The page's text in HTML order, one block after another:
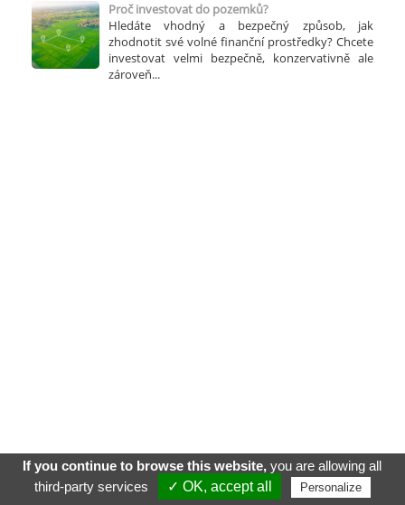
Proč investovat do pozemků?
Hledáte vhodný a bezpečný způsob, jak
zhodnotit své volné finanční prostředky? Chcete
investovat velmi bezpečně, konzervativně ale
zároveň...
If you continue to browse this website, you are allowing all
third-party services
✓ OK, accept all Personalize